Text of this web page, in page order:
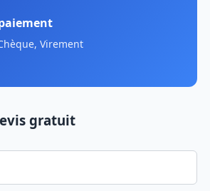
Virement
gratuit